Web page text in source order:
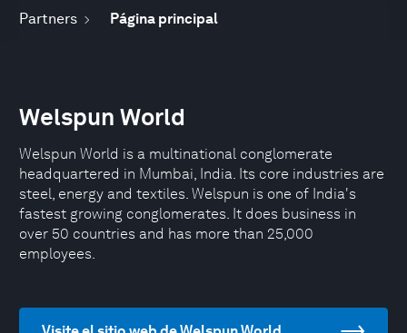
Partners Página principal
Welspun World
Welspun World is a multinational conglomerate
headquartered in Mumbai, India. Its core industries are
steel, energy and textiles. Welspun is one of India's
fastest growing conglomerates. It does business in
over 50 countries and has more than 25,000
employees.